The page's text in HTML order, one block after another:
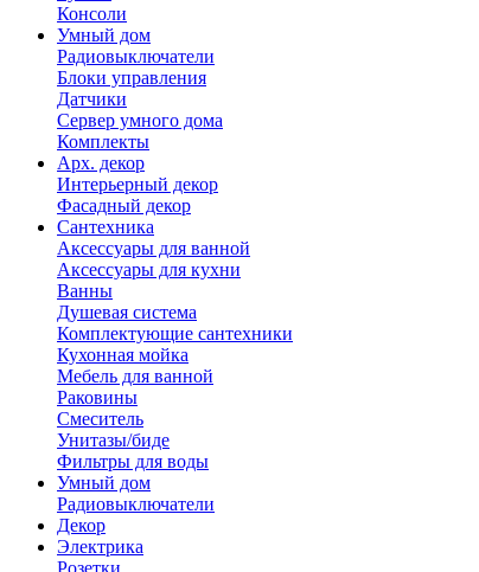
Консоли
Умный дом
Радиовыключатели
Блоки управления
Датчики
Сервер умного дома
Комплекты
Арх. декор
Интерьерный декор
Фасадный декор
Сантехника
Аксессуары для ванной
Аксессуары для кухни
Ванны
Душевая система
Комплектующие сантехники
Кухонная мойка
Мебель для ванной
Раковины
Смеситель
Унитазы/биде
Фильтры для воды
Умный дом
Радиовыключатели
Декор
Электрика
Розетки